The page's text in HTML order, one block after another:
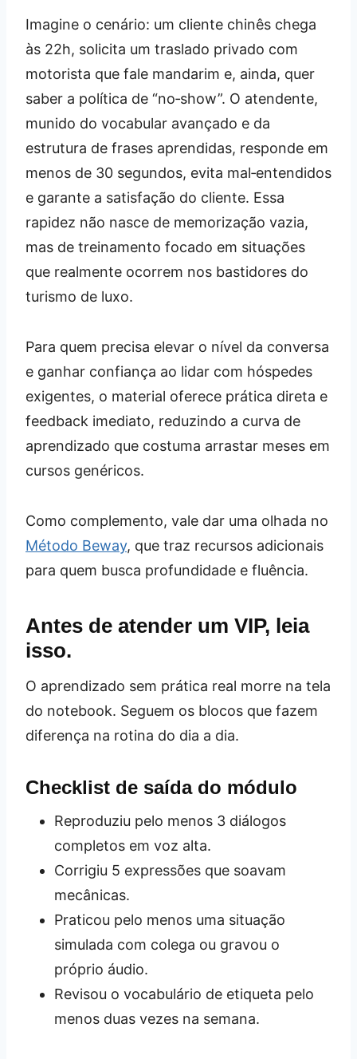
Imagine o cenário: um cliente chinês chega
às 22h, solicita um traslado privado com
motorista que fale mandarim e, ainda, quer
saber a política de “no‑show”. O atendente,
munido do vocabular avançado e da
estrutura de frases aprendidas, responde em
menos de 30 segundos, evita mal‑entendidos
e garante a satisfação do cliente. Essa
rapidez não nasce de memorização vazia,
mas de treinamento focado em situações
que realmente ocorrem nos bastidores do
turismo de luxo.
Para quem precisa elevar o nível da conversa
e ganhar confiança ao lidar com hóspedes
exigentes, o material oferece prática direta e
feedback imediato, reduzindo a curva de
aprendizado que costuma arrastar meses em
cursos genéricos.
Como complemento, vale dar uma olhada no
Método Beway, que traz recursos adicionais
para quem busca profundidade e fluência.
Antes de atender um VIP, leia
isso.
O aprendizado sem prática real morre na tela
do notebook. Seguem os blocos que fazem
diferença na rotina do dia a dia.
Checklist de saída do módulo
Reproduziu pelo menos 3 diálogos
completos em voz alta.
Corrigiu 5 expressões que soavam
mecânicas.
Praticou pelo menos uma situação
simulada com colega ou gravou o
próprio áudio.
Revisou o vocabulário de etiqueta pelo
menos duas vezes na semana.